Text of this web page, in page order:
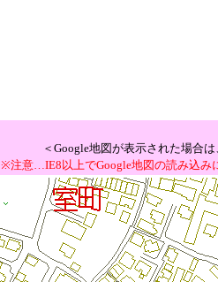
＜Google地図が表示された場合
※注意…IE8以上でGoogle地図の読み込み